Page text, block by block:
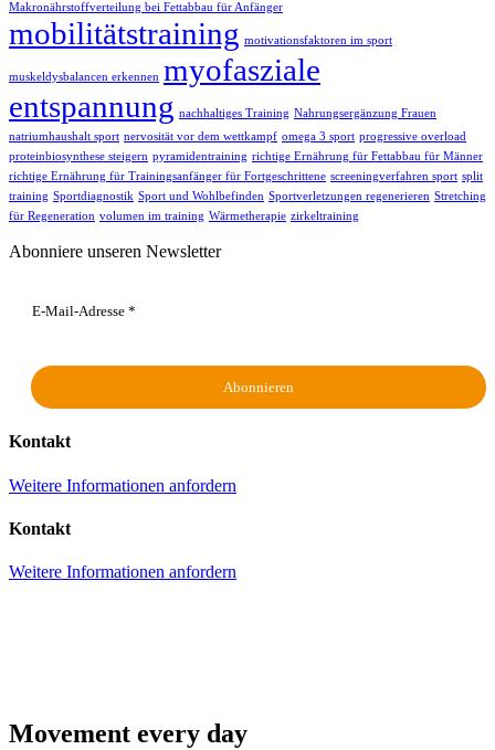
Makronährstoffverteilung bei Fettabbau für Anfänger
mobilitätstraining motivationsfaktoren im sport
muskeldysbalancen erkennen myofasziale
entspannung nachhaltiges Training Nahrungsergänzung Frauen
natriumhaushalt sport nervosität vor dem wettkampf omega 3 sport progressive overload
proteinbiosynthese steigern pyramidentraining richtige Ernährung für Fettabbau für Männer
richtige Ernährung für Trainingsanfänger für Fortgeschrittene screeningverfahren sport split
training Sportdiagnostik Sport und Wohlbefinden Sportverletzungen regenerieren Stretching
für Regeneration volumen im training Wärmetherapie zirkeltraining
Abonniere unseren Newsletter
Kontakt
Weitere Informationen anfordern
Kontakt
Weitere Informationen anfordern
Movement every day